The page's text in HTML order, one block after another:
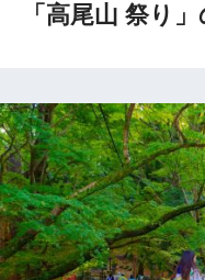
「高尾山 祭り